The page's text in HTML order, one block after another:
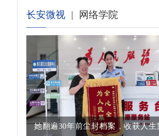
长安微视 | 网络学院
她翻遍30年前尘封档案，收获人生